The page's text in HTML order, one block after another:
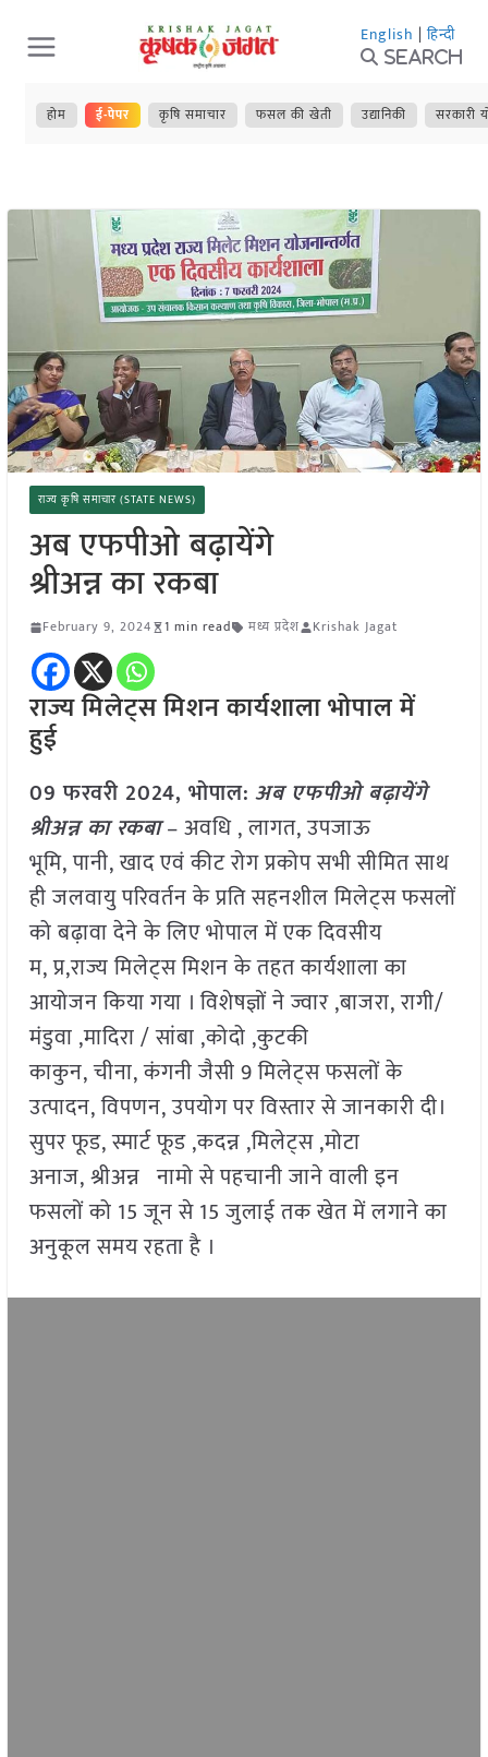
Skip
to
content
English | हिन्दी
Search
होम ई-पेपर कृषि समाचार फसल की खेती उद्यानिकी सरकारी
राज्य कृषि समाचार (STATE NEWS)
अब एफपीओ बढ़ायेंगे
श्रीअन्न का रकबा
February 9, 2024 1 min read मध्य प्रदेश Krishak Jagat
राज्य मिलेट्स मिशन कार्यशाला भोपाल में
हुई
09 फरवरी 2024, भोपाल: अब एफपीओ बढ़ायेंगे
श्रीअन्न का रकबा– अवधि , लागत, उपजाऊ
भूमि, पानी, खाद एवं कीट रोग प्रकोप सभी सीमित साथ
ही जलवायु परिवर्तन के प्रति सहनशील मिलेट्स फसलों
को बढ़ावा देने के लिए भोपाल में एक दिवसीय
म, प्र,राज्य मिलेट्स मिशन के तहत कार्यशाला का
आयोजन किया गया । विशेषज्ञों ने ज्वार ,बाजरा, रागी/
मंडुवा ,मादिरा / सांबा ,कोदो ,कुटकी
काकुन, चीना, कंगनी जैसी 9 मिलेट्स फसलों के
उत्पादन, विपणन, उपयोग पर विस्तार से जानकारी दी।
सुपर फूड, स्मार्ट फूड ,कदन्न ,मिलेट्स ,मोटा
अनाज, श्रीअन्न नामो से पहचानी जाने वाली इन
फसलों को 15 जून से 15 जुलाई तक खेत में लगाने का
अनुकूल समय रहता है ।